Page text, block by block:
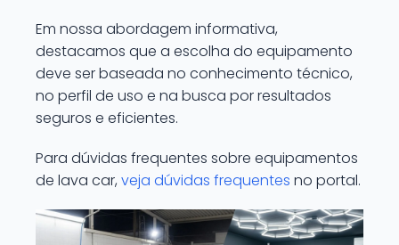
Em nossa abordagem informativa,
destacamos que a escolha do equipamento
deve ser baseada no conhecimento técnico,
no perfil de uso e na busca por resultados
seguros e eficientes.
Para dúvidas frequentes sobre equipamentos
de lava car, veja dúvidas frequentes no portal.